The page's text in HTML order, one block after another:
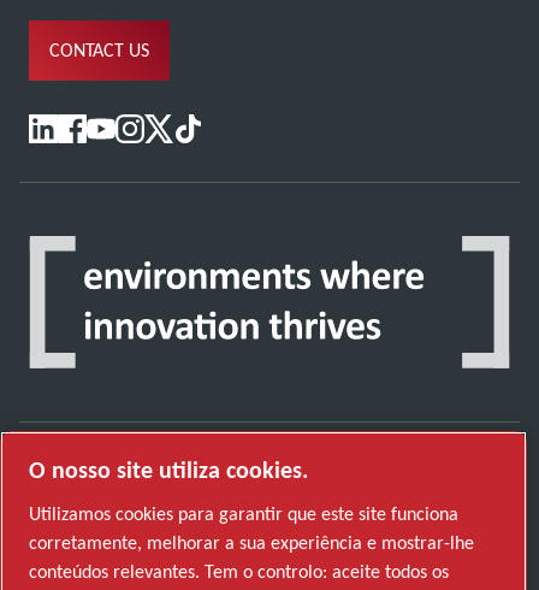
CONTACT US
uma tecnologia que transforma o futuro.
Visite o website do Atlas Copco Group
O nosso site utiliza cookies.
Utilizamos cookies para garantir que este site funciona
corretamente, melhorar a sua experiência e mostrar-lhe
conteúdos relevantes. Tem o controlo: aceite todos os